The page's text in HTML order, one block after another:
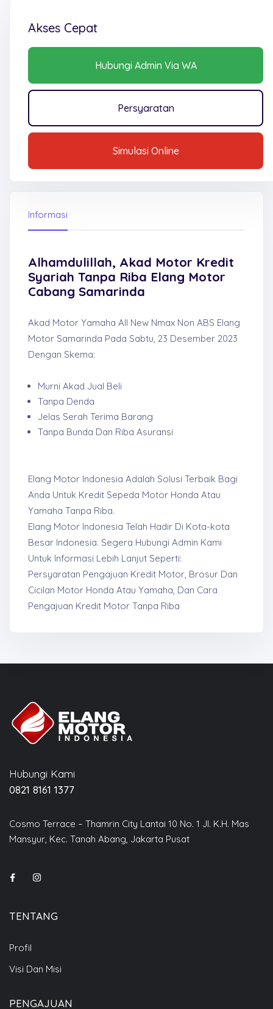
Akses Cepat
Hubungi Admin Via WA
Persyaratan
Simulasi Online
Informasi
Alhamdulillah, Akad Motor Kredit
Syariah Tanpa Riba Elang Motor
Cabang Samarinda
Akad Motor Yamaha All New Nmax Non ABS Elang
Motor Samarinda Pada Sabtu, 23 Desember 2023
Dengan Skema:
Murni Akad Jual Beli
Tanpa Denda
Jelas Serah Terima Barang
Tanpa Bunda Dan Riba Asuransi
Elang Motor Indonesia Adalah Solusi Terbaik Bagi
Anda Untuk Kredit Sepeda Motor Honda Atau
Yamaha Tanpa Riba.
Elang Motor Indonesia Telah Hadir Di Kota-kota
Besar Indonesia. Segera Hubungi Admin Kami
Untuk Informasi Lebih Lanjut Seperti:
Persyaratan Pengajuan Kredit Motor, Brosur Dan
Cicilan Motor Honda Atau Yamaha, Dan Cara
Pengajuan Kredit Motor Tanpa Riba
Hubungi Kami
0821 8161 1377
Cosmo Terrace – Thamrin City Lantai 10 No. 1 Jl. K.H. Mas
Mansyur, Kec. Tanah Abang, Jakarta Pusat
TENTANG
Profil
Visi Dan Misi
PENGAJUAN